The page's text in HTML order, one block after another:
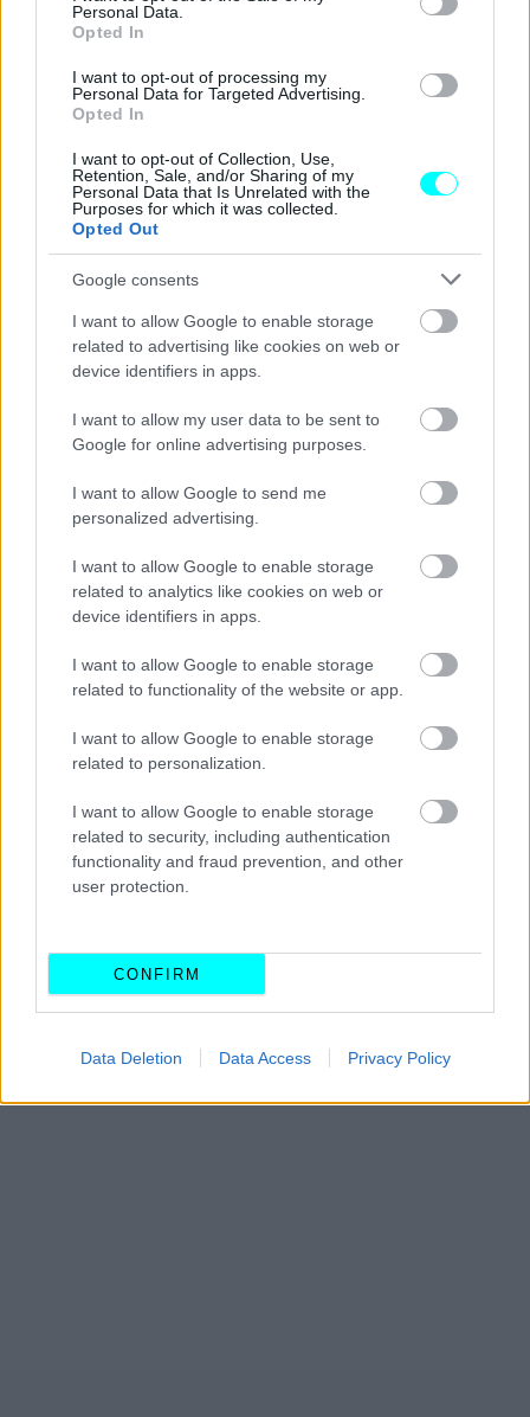
Personal Data.
Opted In
I want to opt-out of processing my
Personal Data for Targeted Advertising.
Opted In
I want to opt-out of Collection, Use,
Retention, Sale, and/or Sharing of my
Personal Data that Is Unrelated with the
Purposes for which it was collected.
Opted Out
Google consents
I want to allow Google to enable storage
related to advertising like cookies on web or
device identifiers in apps.
I want to allow my user data to be sent to
Google for online advertising purposes.
I want to allow Google to send me
personalized advertising.
I want to allow Google to enable storage
related to analytics like cookies on web or
device identifiers in apps.
I want to allow Google to enable storage
related to functionality of the website or app.
I want to allow Google to enable storage
related to personalization.
I want to allow Google to enable storage
related to security, including authentication
functionality and fraud prevention, and other
user protection.
CONFIRM
Data Deletion Data Access Privacy Policy
την τροφοδοσία εξωτερικών ηλεκτρικών συσκευών μέσω
της μπαταρίας του αυτοκινήτου.
εσωτερικό θα διατηρήσει τη γνωστή διάταξη με τις
δύο μεγάλες ψηφιακές οθόνεςκαι την
πλήρη
ενσωμάτωση των υπηρεσιών Google
αναμένονταινέες επενδύσεις, ποιοτικότερα υλικά
περαιτέρω βελτίωση της συνολικής ψηφιακής εμπειρίας.
Σε τεχνικό επίπεδο δεν προβλέπονται μεγάλες αλλαγές.
Το ανανεωμένο Scenic E-Tech αναμένεται να συνεχίσει
γνωστές μπαταρίες των 60 και 87 kWh, σε
συνδυασμό με ηλεκτροκινητήρες ισχύος 170 και 220
παραμείνει στα επίπεδα των 420 έως 625 χιλιομέτρων
σύμφωνα με το πρωτόκολλο WLTP, αν και δεν
αποκλείονταιβελτιώσεις μέσω νέας διαχείρισης